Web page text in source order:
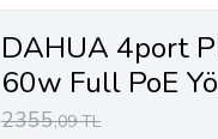
DAHUA 4port
60w Full PoE
2355,09 TL